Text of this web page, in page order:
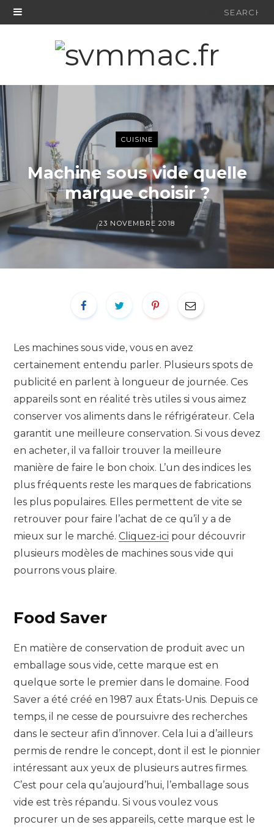
Search
CUISINE
Machine sous vide quelle
marque choisir ?
23 NOVEMBRE 2018
Les machines sous vide, vous en avez
certainement entendu parler. Plusieurs spots de
publicité en parlent à longueur de journée. Ces
appareils sont en réalité très utiles si vous aimez
conserver vos aliments dans le réfrigérateur. Cela
garantit une meilleure conservation. Si vous devez
en acheter, il va falloir trouver la meilleure
manière de faire le bon choix. L’un des indices les
plus fréquents reste les marques de fabrications
les plus populaires. Elles permettent de vite se
retrouver pour faire l’achat de ce qu’il y a de
mieux sur le marché. Cliquez-ici pour découvrir
plusieurs modèles de machines sous vide qui
pourrons vous plaire.
Food Saver
En matière de conservation de produit avec un
emballage sous vide, cette marque est en
quelque sorte le premier dans le domaine. Food
Saver a été créé en 1987 aux États-Unis. Depuis ce
temps, il ne cesse de poursuivre des recherches
dans le secteur afin d’innover. Cela lui a d’ailleurs
permis de rendre le concept, dont il est le pionnier
intéressant aux yeux de plusieurs autres firmes.
C’est pour cela qu’aujourd’hui, l’emballage sous
vide est très répandu. Si vous voulez vous
procurer un de ses appareils, cette marque est le